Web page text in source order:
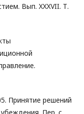
Вып. XXXVII. Т.
Принятие решений